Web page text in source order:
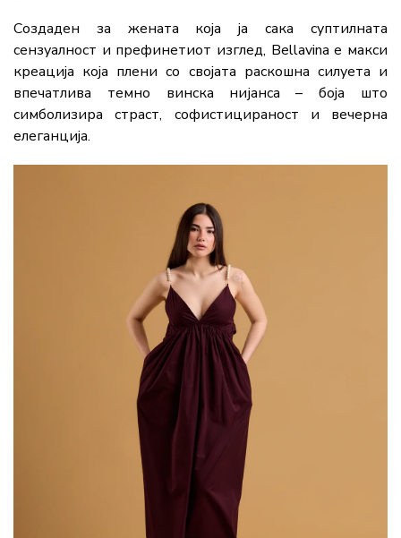
Создаден за жената која ја сака суптилната
сензуалност и префинетиот изглед, Bellavina е макси
креација која плени со својата раскошна силуета и
впечатлива темно винска нијанса – боја што
симболизира страст, софистицираност и вечерна
елеганција.